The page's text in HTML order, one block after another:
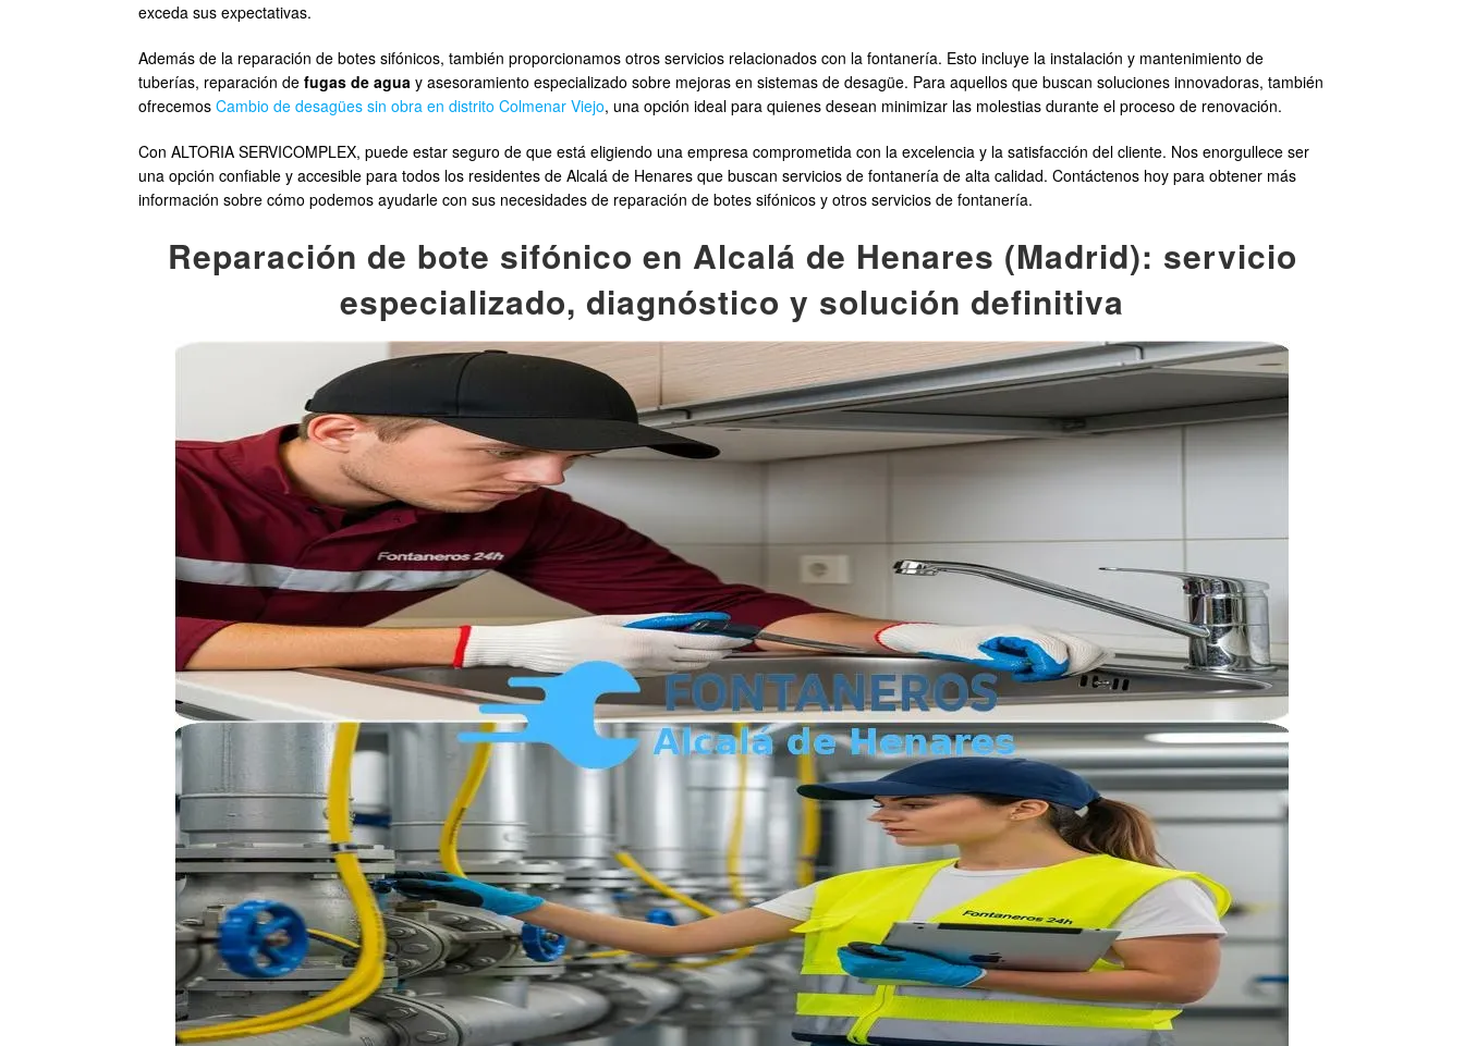
exceda sus expectativas.
Además de la reparación de botes sifónicos, también proporcionamos otros servicios relacionados con la fontanería. Esto incluye la instalación y mantenimiento de
tuberías, reparación de fugas de agua y asesoramiento especializado sobre mejoras en sistemas de desagüe. Para aquellos que buscan soluciones innovadoras, también
ofrecemos Cambio de desagües sin obra en distrito Colmenar Viejo, una opción ideal para quienes desean minimizar las molestias durante el proceso de renovación.
Con ALTORIA SERVICOMPLEX, puede estar seguro de que está eligiendo una empresa comprometida con la excelencia y la satisfacción del cliente. Nos enorgullece ser
una opción confiable y accesible para todos los residentes de Alcalá de Henares que buscan servicios de fontanería de alta calidad. Contáctenos hoy para obtener más
información sobre cómo podemos ayudarle con sus necesidades de reparación de botes sifónicos y otros servicios de fontanería.
Reparación de bote sifónico en Alcalá de Henares (Madrid): servicio
especializado, diagnóstico y solución definitiva